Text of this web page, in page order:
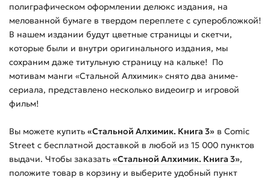
полиграфическом оформлении делюкс издания, на
мелованной бумаге в твердом переплете с суперобложкой!
В нашем издании будут цветные страницы и скетчи,
которые были и внутри оригинального издания, мы
сохраним даже титульную страницу на кальке! По
мотивам манги «Стальной Алхимик» снято два аниме-
сериала, представлено несколько видеоигр и игровой
фильм!
Вы можете купить «Стальной Алхимик. Книга 3» в Comic
Street с бесплатной доставкой в любой из 15 000 пунктов
выдачи. Чтобы заказать «Стальной Алхимик. Книга 3»,
положите товар в корзину и выберите удобный пункт